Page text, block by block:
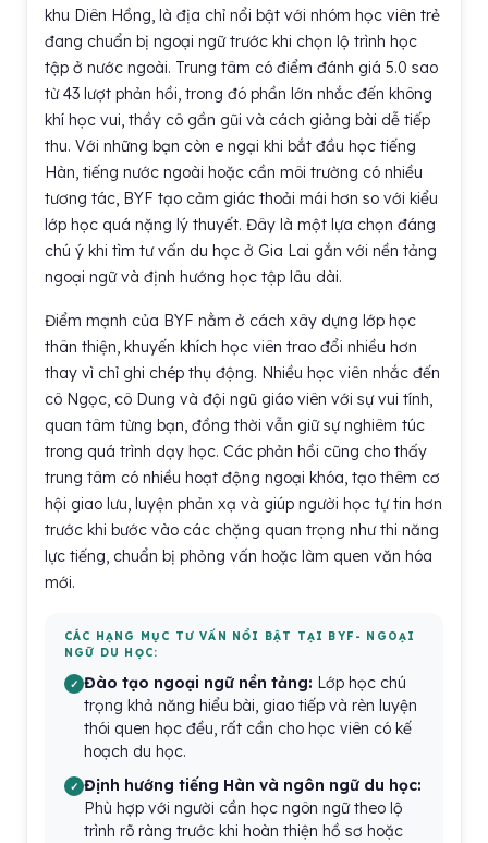
khu Diên Hồng, là địa chỉ nổi bật với nhóm học viên trẻ
đang chuẩn bị ngoại ngữ trước khi chọn lộ trình học
tập ở nước ngoài. Trung tâm có điểm đánh giá 5.0 sao
từ 43 lượt phản hồi, trong đó phần lớn nhắc đến không
khí học vui, thầy cô gần gũi và cách giảng bài dễ tiếp
thu. Với những bạn còn e ngại khi bắt đầu học tiếng
Hàn, tiếng nước ngoài hoặc cần môi trường có nhiều
tương tác, BYF tạo cảm giác thoải mái hơn so với kiểu
lớp học quá nặng lý thuyết. Đây là một lựa chọn đáng
chú ý khi tìm tư vấn du học ở Gia Lai gắn với nền tảng
ngoại ngữ và định hướng học tập lâu dài.
Điểm mạnh của BYF nằm ở cách xây dựng lớp học
thân thiện, khuyến khích học viên trao đổi nhiều hơn
thay vì chỉ ghi chép thụ động. Nhiều học viên nhắc đến
cô Ngọc, cô Dung và đội ngũ giáo viên với sự vui tính,
quan tâm từng bạn, đồng thời vẫn giữ sự nghiêm túc
trong quá trình dạy học. Các phản hồi cũng cho thấy
trung tâm có nhiều hoạt động ngoại khóa, tạo thêm cơ
hội giao lưu, luyện phản xạ và giúp người học tự tin hơn
trước khi bước vào các chặng quan trọng như thi năng
lực tiếng, chuẩn bị phỏng vấn hoặc làm quen văn hóa
mới.
CÁC HẠNG MỤC TƯ VẤN NỔI BẬT TẠI BYF- NGOẠI
NGỮ DU HỌC:
Đào tạo ngoại ngữ nền tảng: Lớp học chú
trọng khả năng hiểu bài, giao tiếp và rèn luyện
thói quen học đều, rất cần cho học viên có kế
hoạch du học.
Định hướng tiếng Hàn và ngôn ngữ du học:
Phù hợp với người cần học ngôn ngữ theo lộ
trình rõ ràng trước khi hoàn thiện hồ sơ hoặc